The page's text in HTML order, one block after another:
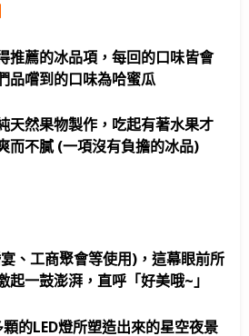
推薦的冰品項，每回的口味皆會
品嚐到的口味為哈蜜瓜
天然果物製作，吃起有著水果才
而不膩 (一項沒有負擔的冰品)
、工商聚會等使用)，這幕眼前所
起一鼓澎湃，直呼「好美哦~」
的LED燈所塑造出來的星空夜景